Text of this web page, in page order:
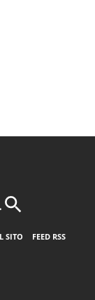
SITO
FEED RSS